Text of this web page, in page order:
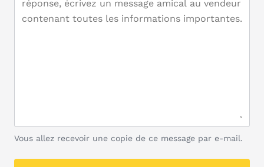
Vous allez recevoir une copie de ce message par e-mail.